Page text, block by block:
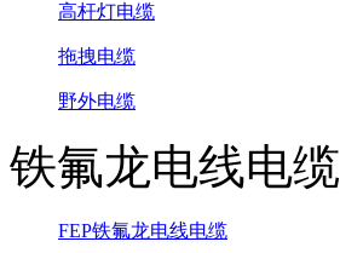
高杆灯电缆
拖拽电缆
野外电缆
铁氟龙电线电缆
FEP铁氟龙电线电缆